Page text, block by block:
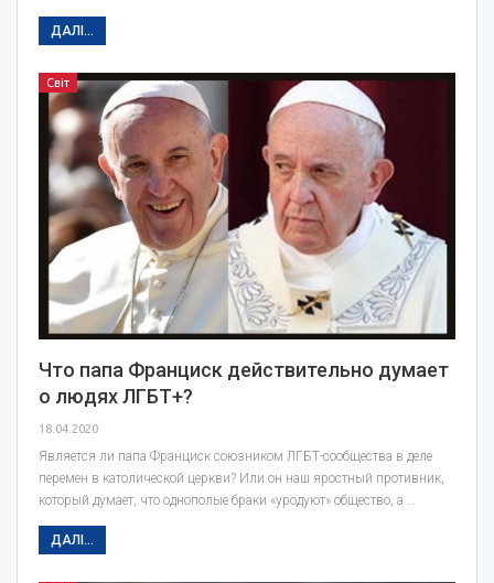
ДАЛІ...
Світ
Что папа Франциск действительно думает
о людях ЛГБТ+?
18.04.2020
Является ли папа Франциск союзником ЛГБТ-сообщества в деле
перемен в католической церкви? Или он наш яростный противник,
который думает, что однополые браки «уродуют» общество, а …
ДАЛІ...